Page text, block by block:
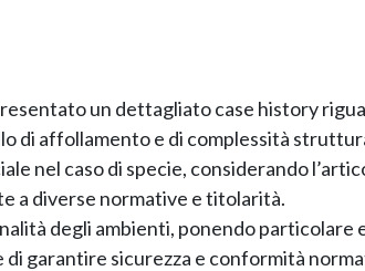
un dettagliato case history
di affollamento e di complessità
nel caso di specie, considerando
a diverse normative e titolarità.
degli ambienti, ponendo particolare
garantire sicurezza e conformità